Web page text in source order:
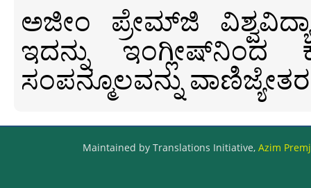
ಅಜೀಂ ಪ್ರೇಮ್‍ಜಿ
ಇದನ್ನು ಇಂಗ್ಲೀಷ್‍ನಿಂದ
ಸಂಪನ್ಮೂಲವನ್ನು
Maintained by Translations Initiative, Azim